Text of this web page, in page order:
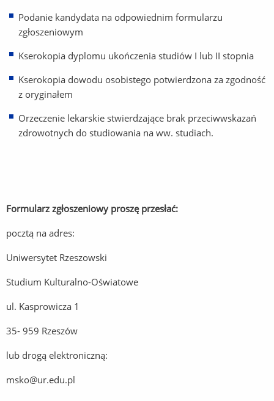
Podanie kandydata na odpowiednim formularzu
zgłoszeniowym
Kserokopia dyplomu ukończenia studiów I lub II stopnia
Kserokopia dowodu osobistego potwierdzona za zgodność
z oryginałem
Orzeczenie lekarskie stwierdzające brak przeciwwskazań
zdrowotnych do studiowania na ww. studiach.
Formularz zgłoszeniowy proszę przesłać:
pocztą na adres:
Uniwersytet Rzeszowski
Studium Kulturalno-Oświatowe
ul. Kasprowicza 1
35- 959 Rzeszów
lub drogą elektroniczną:
msko@ur.edu.pl